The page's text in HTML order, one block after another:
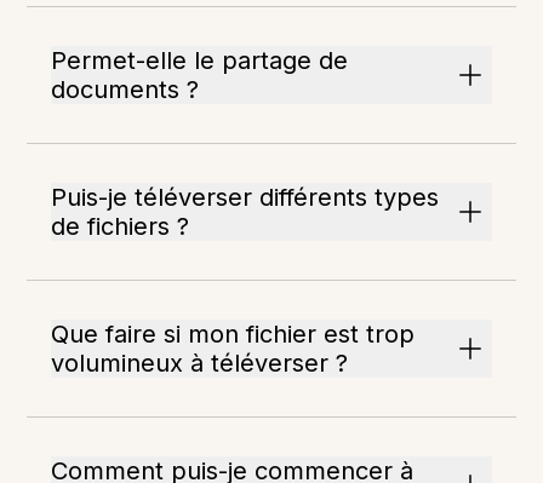
Permet-elle le partage de
documents ?
Puis-je téléverser différents types
de fichiers ?
Que faire si mon fichier est trop
volumineux à téléverser ?
Comment puis-je commencer à